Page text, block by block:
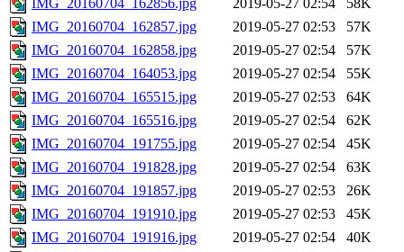
IMG_20160704_162856.jpg
2019-05-27 02:54
58K
IMG_20160704_162857.jpg
2019-05-27 02:53
57K
IMG_20160704_162858.jpg
2019-05-27 02:54
57K
IMG_20160704_164053.jpg
2019-05-27 02:54
55K
IMG_20160704_165515.jpg
2019-05-27 02:53
64K
IMG_20160704_165516.jpg
2019-05-27 02:54
62K
IMG_20160704_191755.jpg
2019-05-27 02:54
45K
IMG_20160704_191828.jpg
2019-05-27 02:54
63K
IMG_20160704_191857.jpg
2019-05-27 02:53
26K
IMG_20160704_191910.jpg
2019-05-27 02:53
45K
IMG_20160704_191916.jpg
2019-05-27 02:54
40K